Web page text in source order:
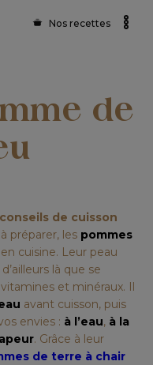
Nos recettes
de
conseils de cuisson
préparer, les pommes
cuisine. Leur peau
là que se
et minéraux. Il
avant cuisson, puis
envies : à l’eau, à la
. Grâce à leur
de terre à chair